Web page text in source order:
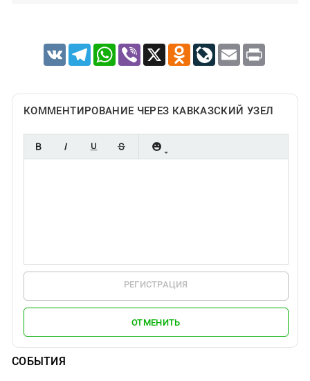
VK TelegramWhatsApp
Viber X Odnoklassniki
LiveJournal
Email Print
КОММЕНТИРОВАНИЕ ЧЕРЕЗ КАВКАЗСКИЙ УЗЕЛ
РЕГИСТРАЦИЯ
ОТМЕНИТЬ
СОБЫТИЯ